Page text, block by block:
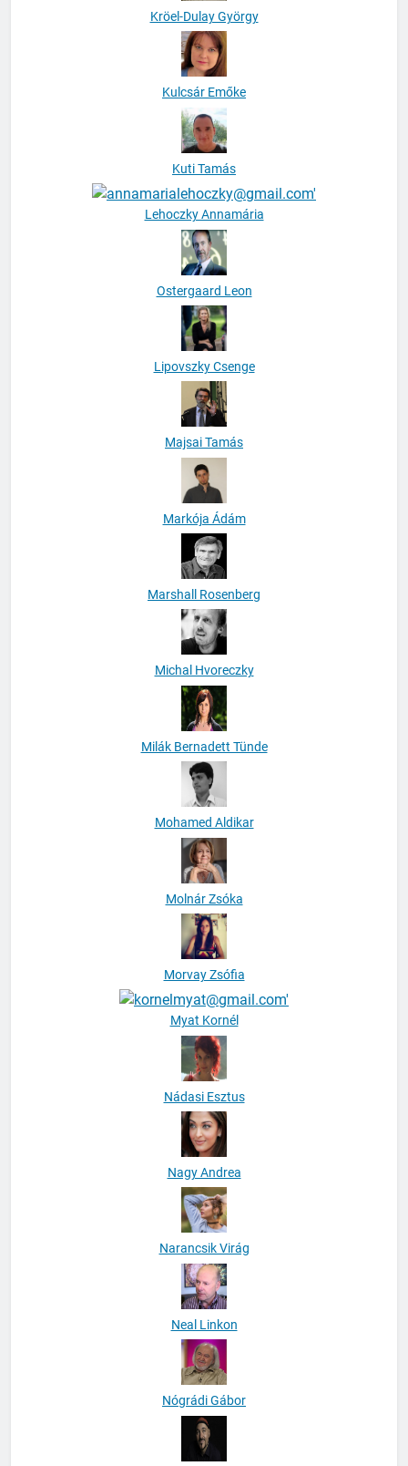
Kröel-Dulay György
Kulcsár Emőke
Kuti Tamás
Lehoczky Annamária
Ostergaard Leon
Lipovszky Csenge
Majsai Tamás
Markója Ádám
Marshall Rosenberg
Michal Hvoreczky
Milák Bernadett Tünde
Mohamed Aldikar
Molnár Zsóka
Morvay Zsófia
Myat Kornél
Nádasi Esztus
Nagy Andrea
Narancsik Virág
Neal Linkon
Nógrádi Gábor